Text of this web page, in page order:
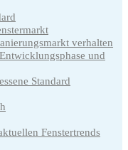
verhalten
und
Standard
Fenstertrends